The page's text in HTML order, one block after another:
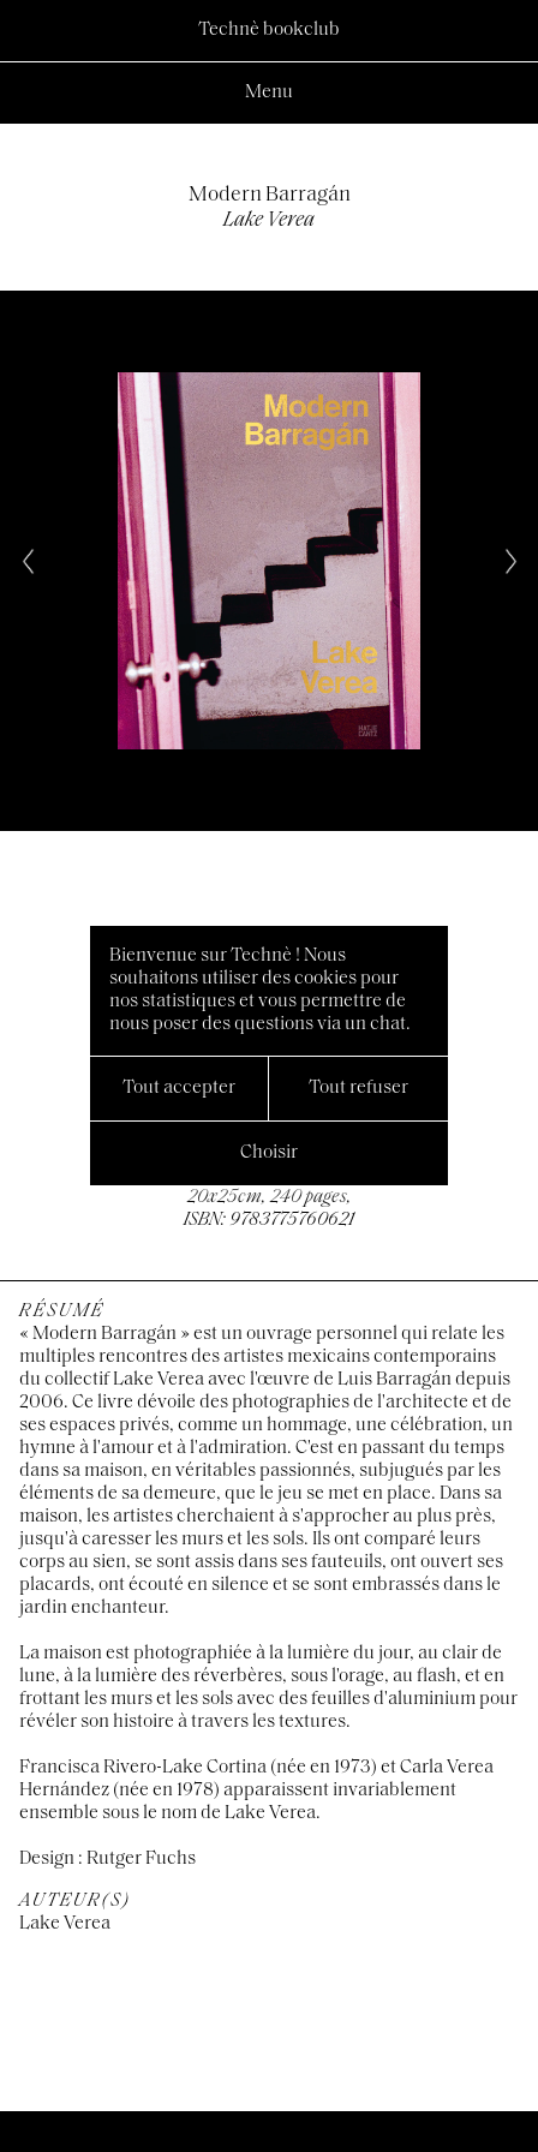
Technè bookclub
Menu
Modern Barragán
Lake Verea
11/2025, Hatje Cantz,
20x25cm, 240 pages,
ISBN: 9783775760621
RÉSUMÉ
« Modern Barragán » est un ouvrage personnel qui relate les
multiples rencontres des artistes mexicains contemporains
du collectif Lake Verea avec l'œuvre de Luis Barragán depuis
2006. Ce livre dévoile des photographies de l'architecte et de
ses espaces privés, comme un hommage, une célébration, un
hymne à l'amour et à l'admiration. C'est en passant du temps
dans sa maison, en véritables passionnés, subjugués par les
éléments de sa demeure, que le jeu se met en place. Dans sa
maison, les artistes cherchaient à s'approcher au plus près,
jusqu'à caresser les murs et les sols. Ils ont comparé leurs
corps au sien, se sont assis dans ses fauteuils, ont ouvert ses
placards, ont écouté en silence et se sont embrassés dans le
jardin enchanteur.
La maison est photographiée à la lumière du jour, au clair de
lune, à la lumière des réverbères, sous l'orage, au flash, et en
frottant les murs et les sols avec des feuilles d'aluminium pour
révéler son histoire à travers les textures.
Francisca Rivero-Lake Cortina (née en 1973) et Carla Verea
Hernández (née en 1978) apparaissent invariablement
ensemble sous le nom de Lake Verea.
Design : Rutger Fuchs
AUTEUR(S)
Lake Verea
Bienvenue sur Technè ! Nous
souhaitons utiliser des cookies pour
nos statistiques et vous permettre de
nous poser des questions via un chat.
Tout accepter Tout refuser
Choisir